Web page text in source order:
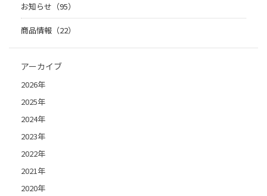
お知らせ（95）
商品情報（22）
アーカイブ
2026年
2025年
2024年
2023年
2022年
2021年
2020年